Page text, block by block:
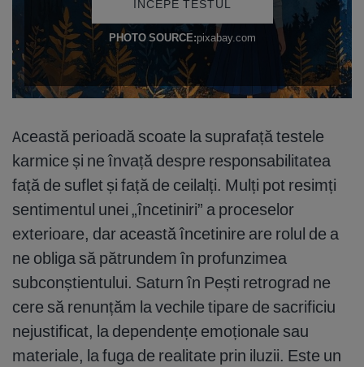
Această perioadă scoate la suprafață testele
karmice și ne învață despre responsabilitatea
față de suflet și față de ceilalți. Mulți pot resimți
sentimentul unei „încetiniri” a proceselor
exterioare, dar această încetinire are rolul de a
ne obliga să pătrundem în profunzimea
subconștientului. Saturn în Pești retrograd ne
cere să renunțăm la vechile tipare de sacrificiu
nejustificat, la dependențe emoționale sau
materiale, la fuga de realitate prin iluzii. Este un